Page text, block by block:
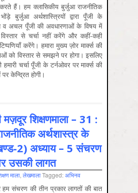
हैं। हम क्लासिकीय बुर्जुआ राजनीतिक
बुर्जुआ अर्थशास्त्रियों द्वारा पूँजी के
व अचल पूँजी की अवधारणाओं के विषय में
से चर्चा नहीं करेंगे और कहीं-कहीं
करेंगे। हमारा मुख्य ज़ोर मार्क्स की
को विस्तार से समझने पर होगा। इसलिए
चर्चा पूँजी के टर्नओवर पर मार्क्स की
केन्द्रित होगी।
मज़दूर शिक्षणमाला – 31 :
अर्थशास्त्र के
2) अध्याय – 5 संचरण
उसकी लागत
माला, लेखमालाTagged:अभिनव
संचरण की तीन प्रकार लागतों की बात